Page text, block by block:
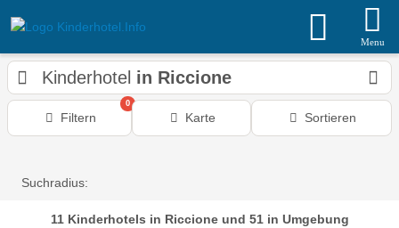
Menu
Kinderhotel in Riccione
Filtern
0
Karte Sortieren
Suchradius:
11Kinderhotels in Riccioneund 51 in Umgebung